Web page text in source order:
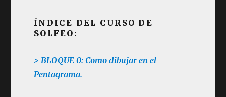
ÍNDICE DEL CURSO DE
SOLFEO:
> BLOQUE 0: Como dibujar en el
Pentagrama.